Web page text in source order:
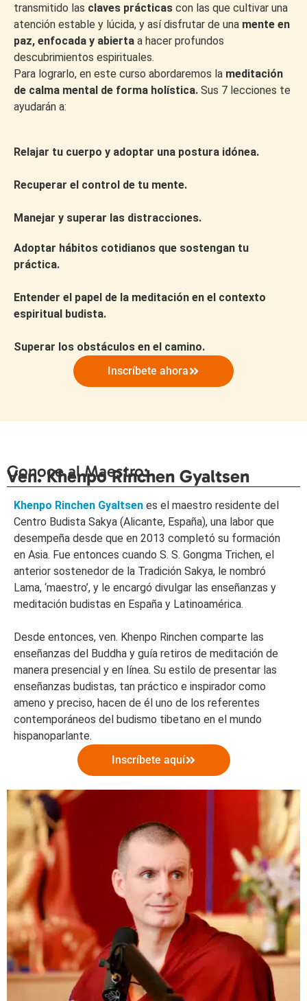
transmitido las claves prácticas con las que cultivar una
atención estable y lúcida, y así disfrutar de una mente en
paz, enfocada y abierta a hacer profundos
descubrimientos espirituales.
Para lograrlo, en este curso abordaremos la meditación
de calma mental de forma holística. Sus 7 lecciones te
ayudarán a:
Relajar tu cuerpo y adoptar una postura idónea.
Recuperar el control de tu mente.
Manejar y superar las distracciones.
Adoptar hábitos cotidianos que sostengan tu
práctica.
Entender el papel de la meditación en el contexto
espiritual budista.
Superar los obstáculos en el camino.
Inscríbete ahora
Conoce al Maestro:
Ven. Khenpo Rinchen Gyaltsen
Khenpo Rinchen Gyaltsen es el maestro residente del
Centro Budista Sakya (Alicante, España), una labor que
desempeña desde que en 2013 completó su formación
en Asia. Fue entonces cuando S. S. Gongma Trichen, el
anterior sostenedor de la Tradición Sakya, le nombró
Lama, ‘maestro’, y le encargó divulgar las enseñanzas y
meditación budistas en España y Latinoamérica.
Desde entonces, ven. Khenpo Rinchen comparte las
enseñanzas del Buddha y guía retiros de meditación de
manera presencial y en línea. Su estilo de presentar las
enseñanzas budistas, tan práctico e inspirador como
ameno y preciso, hacen de él uno de los referentes
contemporáneos del budismo tibetano en el mundo
hispanoparlante.
Inscríbete aquí